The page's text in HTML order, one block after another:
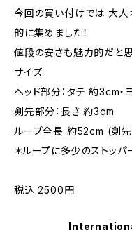
今回の買い付けでは 大人
的に集めました！
値段の安さも魅力的だと
サイズ
ヘッド部分：タテ 約3cm・
剣先部分：長さ 約3cm
ループ全長 約52cm (剣
＊ループに多少のストッ
税込 2500円